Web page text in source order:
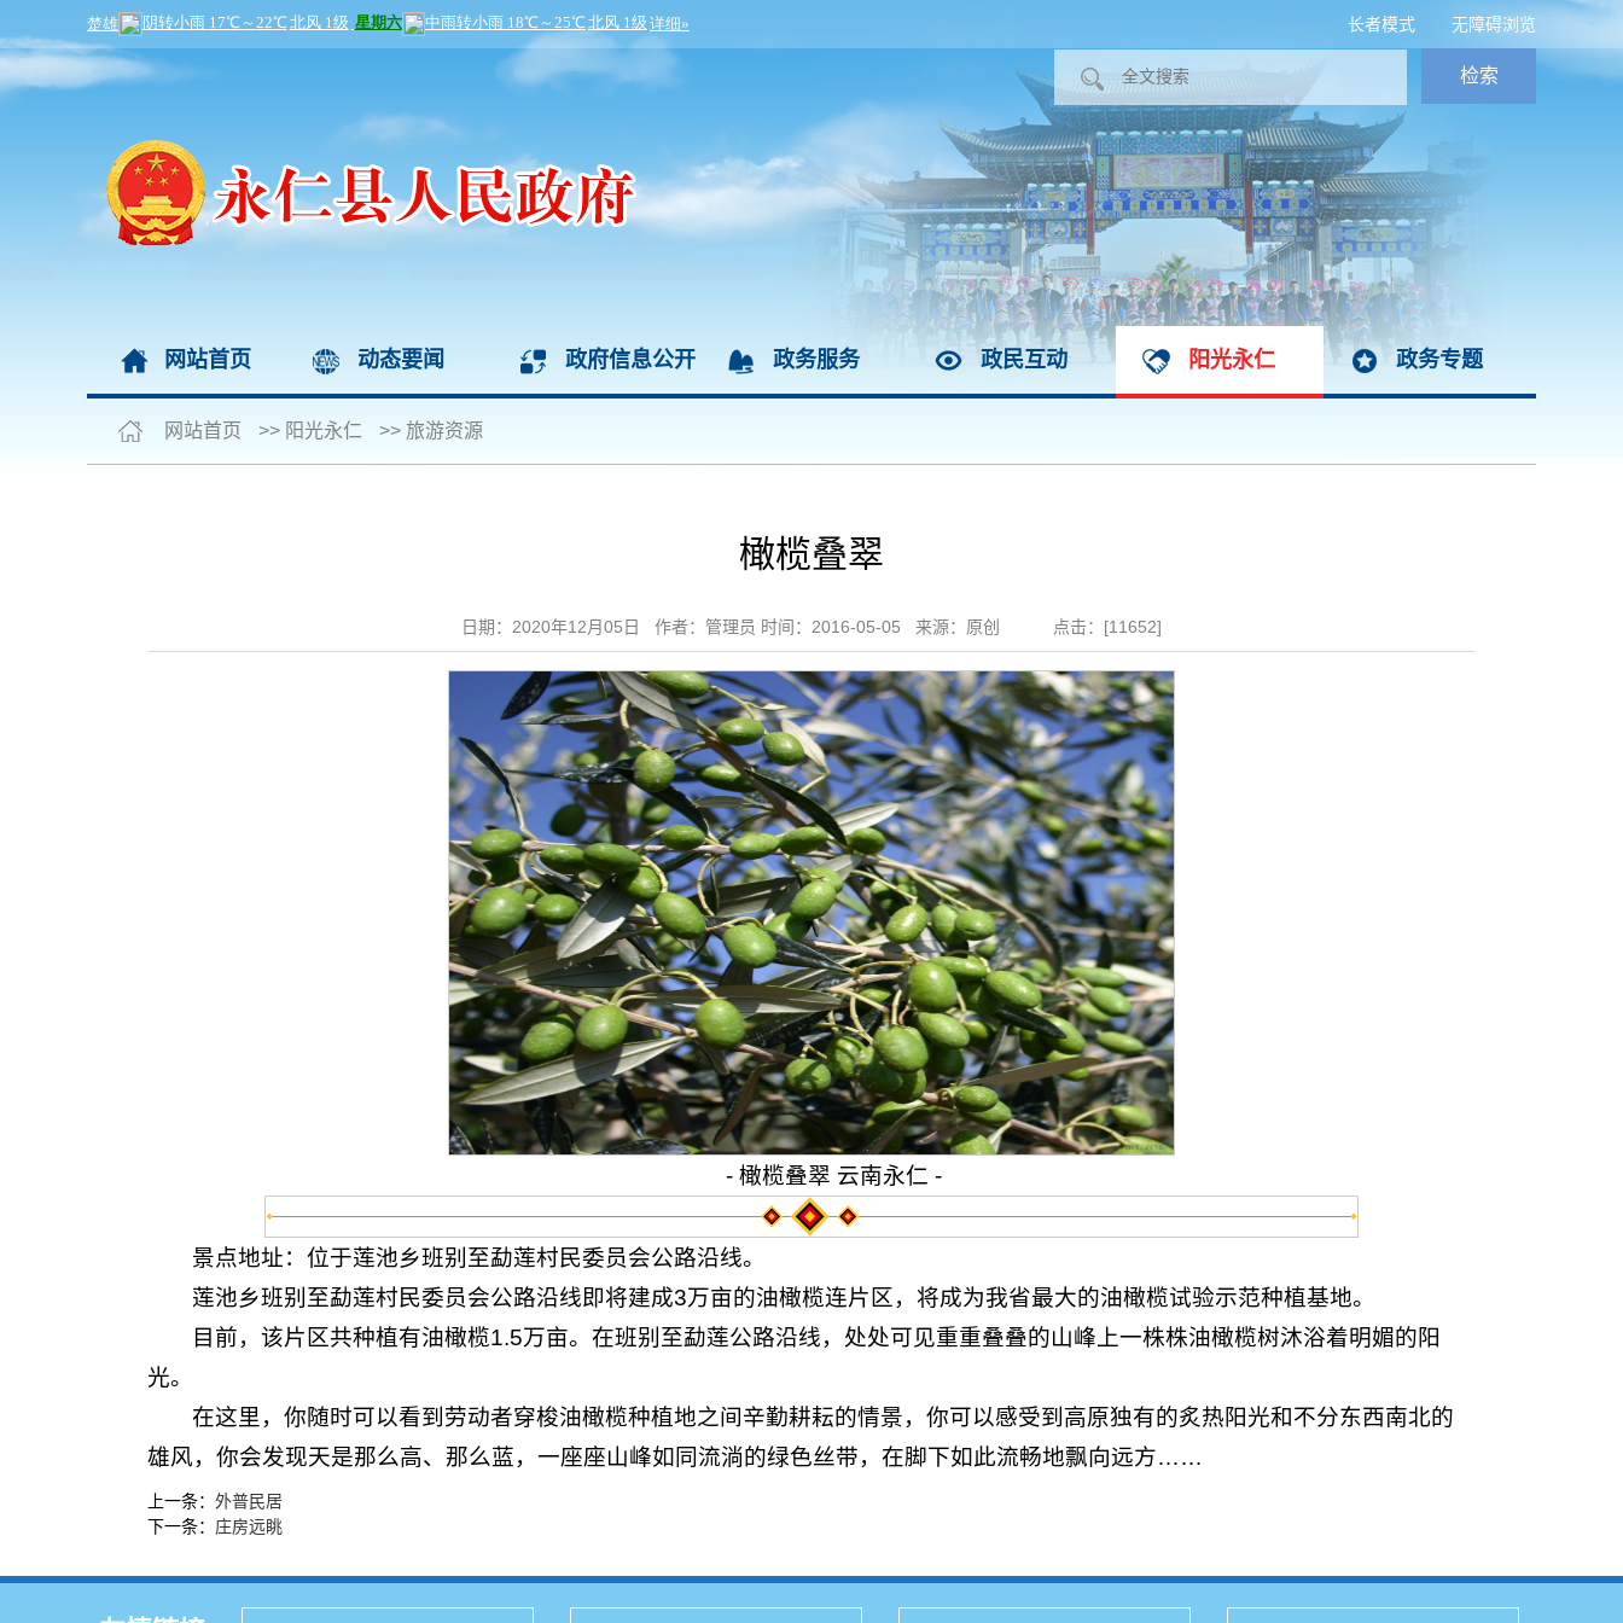
无障碍浏览
长者模式
网站首页 动态要闻 政府信息公开 政务服务 政民互动 阳光永仁 政务专题
网站首页 >> 阳光永仁 >> 旅游资源
橄榄叠翠
日期：2020年12月05日 作者：管理员 时间：2016-05-05 来源：原创 点击：[11652]
- 橄榄叠翠 云南永仁 -
景点地址：位于莲池乡班别至勐莲村民委员会公路沿线。
莲池乡班别至勐莲村民委员会公路沿线即将建成3万亩的油橄榄连片区，将成为我省最大的油橄榄试验示范种植基地。
目前，该片区共种植有油橄榄1.5万亩。在班别至勐莲公路沿线，处处可见重重叠叠的山峰上一株株油橄榄树沐浴着明媚的阳
光。
在这里，你随时可以看到劳动者穿梭油橄榄种植地之间辛勤耕耘的情景，你可以感受到高原独有的炙热阳光和不分东西南北的
雄风，你会发现天是那么高、那么蓝，一座座山峰如同流淌的绿色丝带，在脚下如此流畅地飘向远方……
上一条： 外普民居
下一条： 庄房远眺